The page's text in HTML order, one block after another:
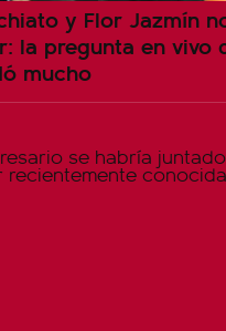
y Flor Jazmín
la pregunta en vivo
mucho